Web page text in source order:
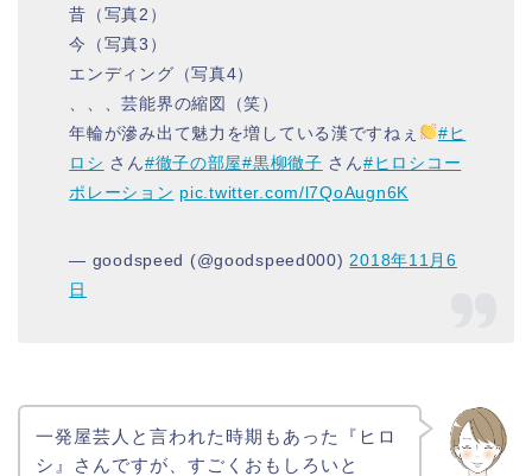
昔（写真2）
今（写真3）
エンディング（写真4）
、、、芸能界の縮図（笑）
年輪が滲み出て魅力を増している漢ですねぇ
#ヒ
ロシ さん#徹子の部屋#黒柳徹子 さん#ヒロシコー
ポレーション pic.twitter.com/l7QoAugn6K
— goodspeed (@goodspeed000) 2018年11月6
日
一発屋芸人と言われた時期もあった『ヒロ
シ』さんですが、すごくおもしろいと